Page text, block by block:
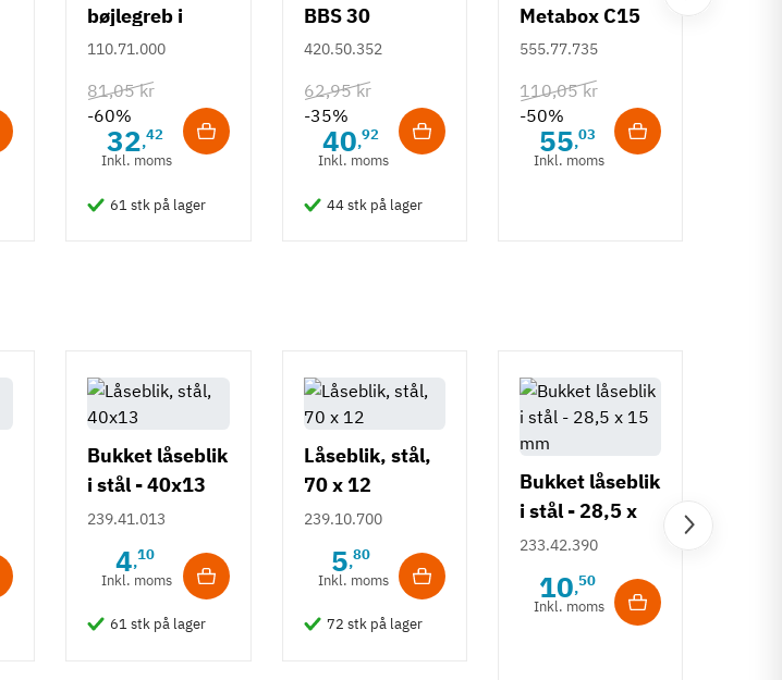
bøjlegreb i
rustfrit stål m/
- 490 mm
110.71.000
81,05 kr
-60%
32,42
Inkl. moms
61 stk på lager
BBS 30
kugleudtræk -
420.50.352
62,95 kr
-35%
40,92
Inkl. moms
44 stk på lager
Metabox C15
320 M - højde
555.77.735
110,05 kr
-50%
55,03
Inkl. moms
Bukket låseblik
i stål - 40x13
mm
239.41.013
4,10
Inkl. moms
61 stk på lager
Låseblik, stål,
70 x 12
239.10.700
5,80
Inkl. moms
72 stk på lager
Bukket låseblik
i stål - 28,5 x
15 mm
233.42.390
10,50
Inkl. moms